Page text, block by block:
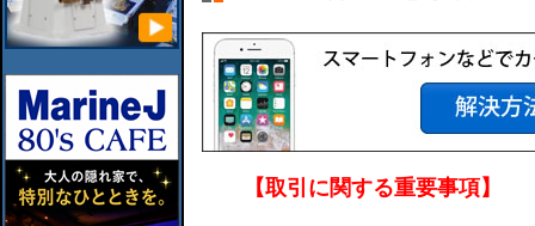
【取引に関する重要事項】